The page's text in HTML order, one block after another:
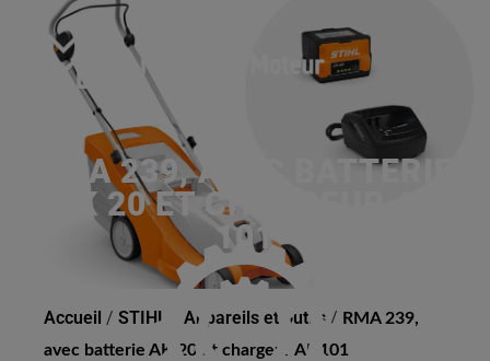
RMA 239, AVEC BATTERIE
AK 20 ET CHARGEUR AL
101
Accueil / STIHL Appareils et outils / RMA 239,
avec batterie AK 20 et chargeur AL 101